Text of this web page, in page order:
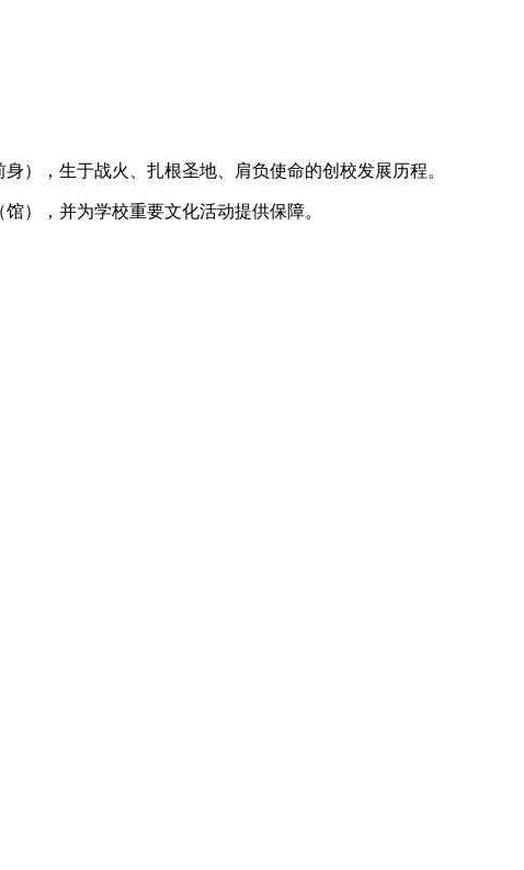
），生于战火、扎根圣地、肩负使命的创校发展历程。
），并为学校重要文化活动提供保障。